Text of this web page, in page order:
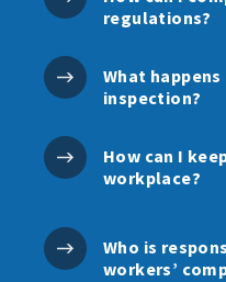
regulations?
What
inspection?
How can I
workplace?
Who is
workers’